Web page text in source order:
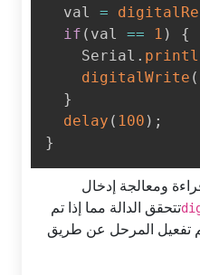
  val
=
if(val == 1 )
    Serial
.
digitalWrite
delay (100 )
ومعالجة إدخال
تتحقق الدالة مما إذا تم
تفعيل المرحل عن طريق